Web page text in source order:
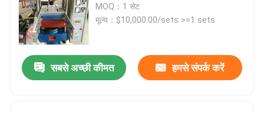
MOQ：1 सेट
मूल्य：$10,000.00/sets >=1 sets
सबसे अच्छी कीमत हमसे संपर्क करें